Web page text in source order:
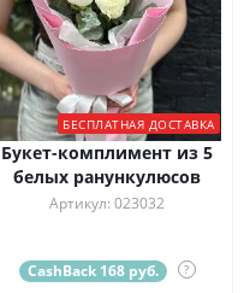
БЕСПЛАТНАЯ ДОСТАВКА
Букет-комплимент из 5
белых ранункулюсов
Артикул: 023032
CashBack 168 руб. ?